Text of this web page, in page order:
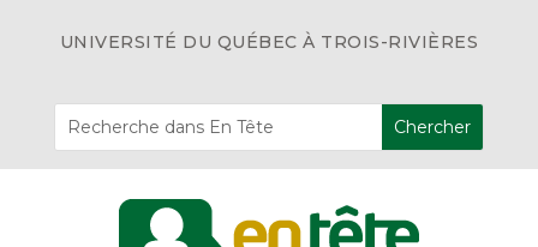
UNIVERSITÉ DU QUÉBEC À TROIS-RIVIÈRES